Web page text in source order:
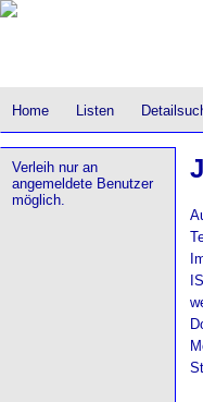
Home Listen
Verleih nur an
angemeldete Benutzer
möglich.